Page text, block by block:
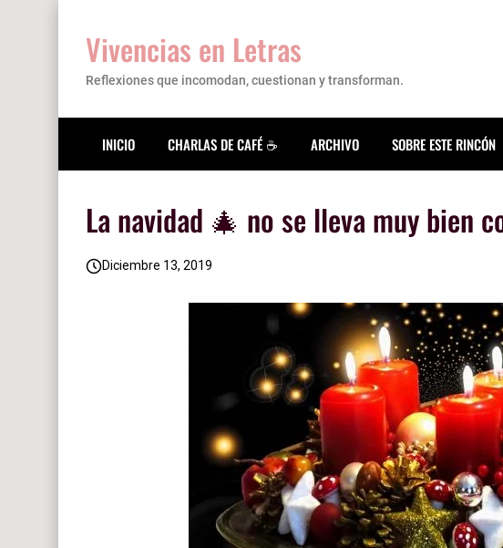
Vivencias en Letras
Reflexiones que incomodan, cuestionan y transforman.
INICIO CHARLAS DE CAFÉ ☕ ARCHIVO SOBRE ESTE RINCÓN
La navidad 🎄 no se lleva muy bien
Diciembre 13, 2019